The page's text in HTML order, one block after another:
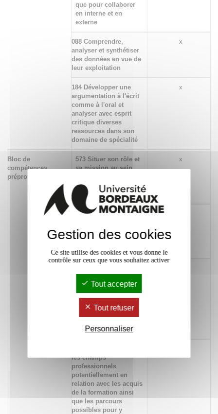
que pour collaborer
en interne et en
externe
088 Comprendre,
analyser et synthétiser
des données en vue de
leur exploitation
x
184 Développer une
argumentation à l'écrit
comme à l'oral et
analyser avec esprit
critique diverses
ressources dans son
domaine de spécialité
x
Bloc de
compétences
préprofessionnelles
573 Situer son rôle et
sa mission au sein
pour s’adapter et
prendre des initiatives
x
495 Respecter les
déontologie et de
responsabilité
environnementale
autant qu'en autonomie
ou en réseau au service
de projets nécessitant
prise d'initiatives,
respect de principes
capacité d'adaptation
les champs
professionnels
potentiellement en
relation avec les acquis
de la formation ainsi
que les parcours
possibles pour y
Gestion des cookies
Ce site utilise des cookies et vous donne le
contrôle sur ceux que vous souhaitez activer
Tout accepter
Tout refuser
Personnaliser